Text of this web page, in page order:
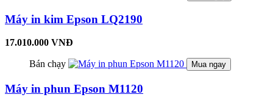
Máy in kim Epson LQ2190
17.010.000 VNĐ
Bán chạy Mua ngay
Máy in phun Epson M1120